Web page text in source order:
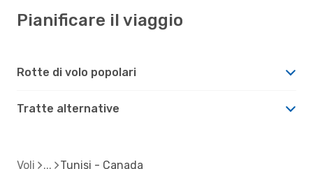
Pianificare il viaggio
Rotte di volo popolari
Tratte alternative
Voli Tunisi - Canada